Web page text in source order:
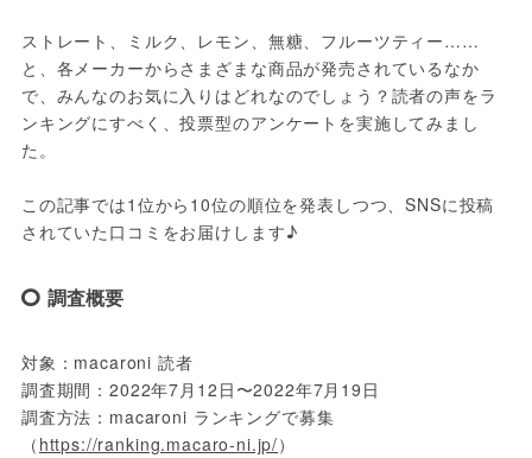
ストレート、ミルク、レモン、無糖、フルーツティー……
と、各メーカーからさまざまな商品が発売されているなか
で、みんなのお気に入りはどれなのでしょう？読者の声をラ
ンキングにすべく、投票型のアンケートを実施してみまし
た。
この記事では1位から10位の順位を発表しつつ、SNSに投稿
されていた口コミをお届けします♪
調査概要
対象：macaroni 読者
調査期間：2022年7月12日〜2022年7月19日
調査方法：macaroni ランキングで募集
（ https://ranking.macaro-ni.jp/）